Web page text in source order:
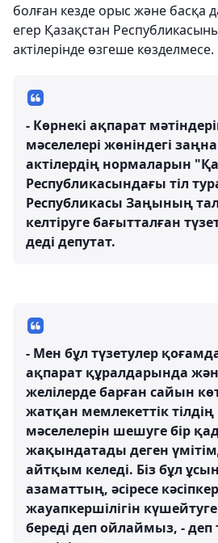
болған кезде орыс және басқа
егер Қазақстан
актілерінде өзгеше көзделмесе.
- Көрнекі ақпарат
мәселелері жөніндегі
актілердің нормаларын
Республикасындағы тіл
Республикасы Заңының
келтіруге бағытталған
деді депутат.
- Мен бұл түзетулер
ақпарат құралдарында
желілерде барған сайын
жатқан мемлекеттік тілдің
мәселелерін шешуге бір
жақындатады деген
айтқым келеді. Біз бұл
азаматтың, әсіресе
жауапкершілігін
береді деп ойлаймыз, - деп